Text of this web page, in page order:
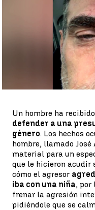
Juan A. Vargas
13 de
Un hombre ha
defender a una
género. Los hechos
hombre, llamado
material para un
que le hicieron acudir
cómo el agresor
iba con una niña, por
frenar la agresión
pidiéndole que se